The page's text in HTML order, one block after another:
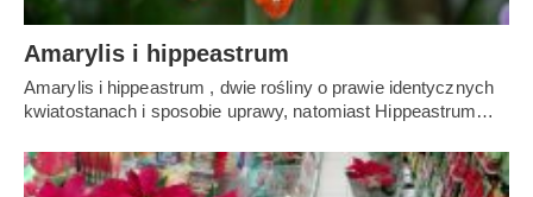
Amarylis i hippeastrum
Amarylis i hippeastrum , dwie rośliny o prawie identycznych
kwiatostanach i sposobie uprawy, natomiast Hippeastrum…